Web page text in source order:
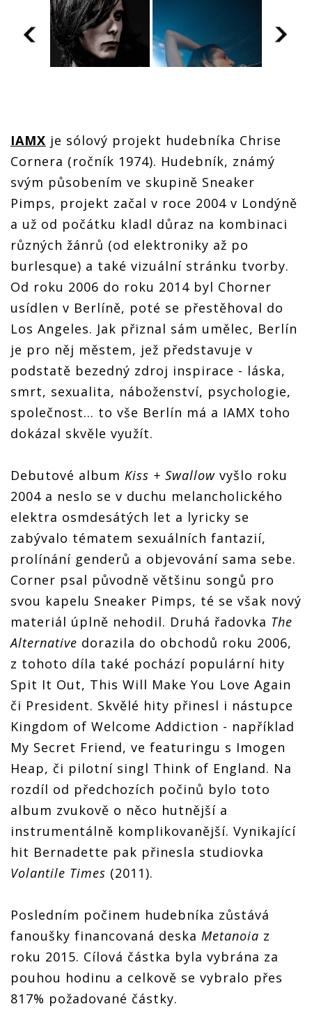
IAMX je sólový projekt hudebníka Chrise
Cornera (ročník 1974). Hudebník, známý
svým působením ve skupině Sneaker
Pimps, projekt začal v roce 2004 v Londýně
a už od počátku kladl důraz na kombinaci
různých žánrů (od elektroniky až po
burlesque) a také vizuální stránku tvorby.
Od roku 2006 do roku 2014 byl Chorner
usídlen v Berlíně, poté se přestěhoval do
Los Angeles. Jak přiznal sám umělec, Berlín
je pro něj městem, jež představuje v
podstatě bezedný zdroj inspirace - láska,
smrt, sexualita, náboženství, psychologie,
společnost... to vše Berlín má a IAMX toho
dokázal skvěle využít.
Debutové album Kiss + Swallow vyšlo roku
2004 a neslo se v duchu melancholického
elektra osmdesátých let a lyricky se
zabývalo tématem sexuálních fantazií,
prolínání genderů a objevování sama sebe.
Corner psal původně většinu songů pro
svou kapelu Sneaker Pimps, té se však nový
materiál úplně nehodil. Druhá řadovka The
Alternative dorazila do obchodů roku 2006,
z tohoto díla také pochází populární hity
Spit It Out, This Will Make You Love Again
či President. Skvělé hity přinesl i nástupce
Kingdom of Welcome Addiction - například
My Secret Friend, ve featuringu s Imogen
Heap, či pilotní singl Think of England. Na
rozdíl od předchozích počinů bylo toto
album zvukově o něco hutnější a
instrumentálně komplikovanější. Vynikající
hit Bernadette pak přinesla studiovka
Volantile Times (2011).
Posledním počinem hudebníka zůstává
fanoušky financovaná deska Metanoia z
roku 2015. Cílová částka byla vybrána za
pouhou hodinu a celkově se vybralo přes
817% požadované částky.